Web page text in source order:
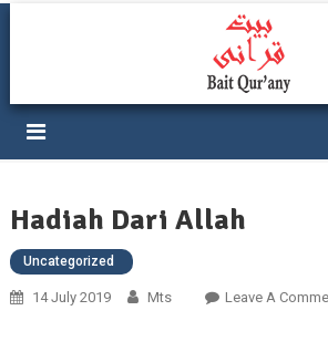
Ponpes Bait
Tafkir
Lahirkan 1 Juta Ulama Besar
Hadiah Dari Allah
Uncategorized
14 July 2019 Mts Leave A